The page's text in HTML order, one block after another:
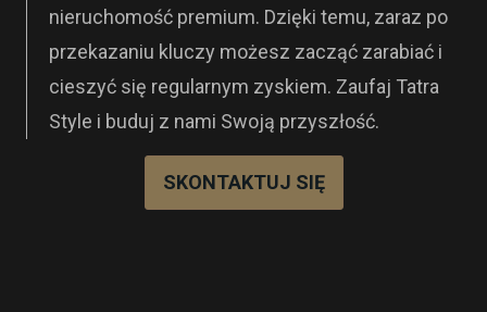
nieruchomość premium. Dzięki temu, zaraz po
przekazaniu kluczy możesz zacząć zarabiać i
cieszyć się regularnym zyskiem. Zaufaj Tatra
Style i buduj z nami Swoją przyszłość.
SKONTAKTUJ SIĘ